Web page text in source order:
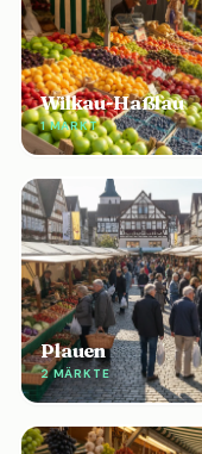
Wilkau-Haßlau
1 MARKT
Plauen
2 MÄRKTE